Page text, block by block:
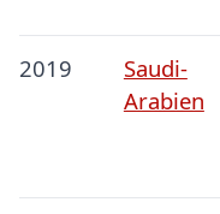
2019
Saudi-
Arabien